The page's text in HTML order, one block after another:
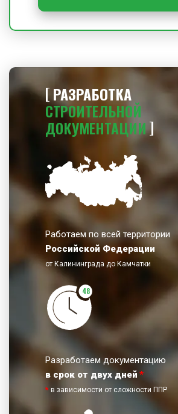
РАЗРАБОТКА
СТРОИТЕЛЬНОЙ
ДОКУМЕНТАЦИИ
Работаем по всей территории
Российской Федерации
от Калининграда до Камчатки
48
Разработаем документацию
в срок от двух дней *
* в зависимости от сложности ППР